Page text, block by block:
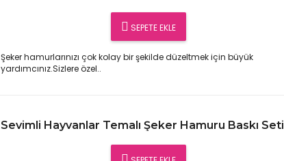
SEPETE EKLE
Şeker hamurlarınızı çok kolay bir şekilde düzeltmek için büyük
yardımcınız.Sizlere özel..
Sevimli Hayvanlar Temalı Şeker Hamuru Baskı Seti